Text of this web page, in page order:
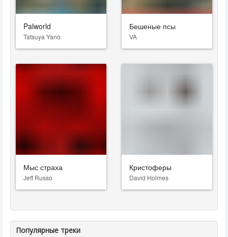
Palworld
Tatsuya Yano
Бешеные псы
VA
Мыс страха
Jeff Russo
Кристоферы
David Holmes
Популярные треки